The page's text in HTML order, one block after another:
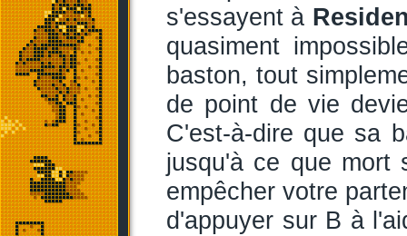
s'essayent à
quasiment
baston, tout
de point de vie
C'est-à-dire que sa
jusqu'à ce que mort
empêcher votre
d'appuyer sur B à